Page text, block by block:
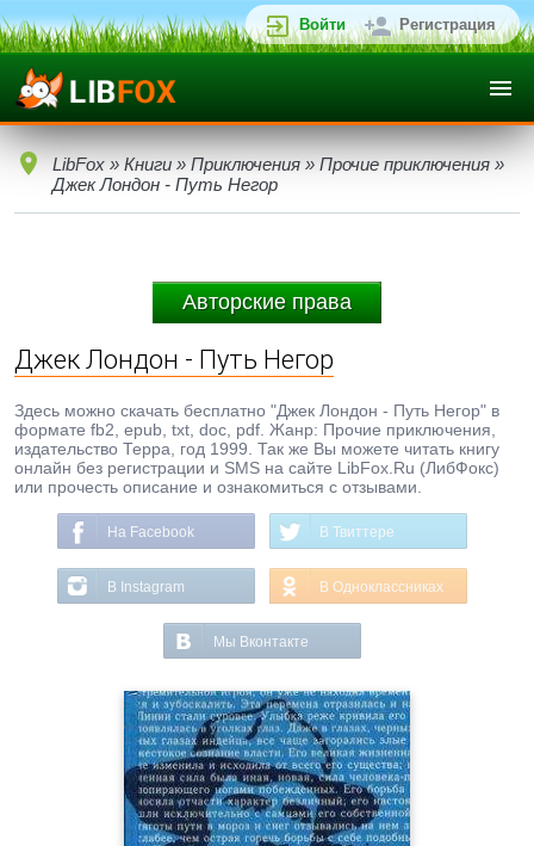
Войти Регистрация
LibFox » Книги » Приключения » Прочие приключения »
Джек Лондон - Путь Негор
Авторские права
Джек Лондон - Путь Негор
Здесь можно скачать бесплатно "Джек Лондон - Путь Негор" в
формате fb2, epub, txt, doc, pdf. Жанр: Прочие приключения,
издательство Терра, год 1999. Так же Вы можете читать книгу
онлайн без регистрации и SMS на сайте LibFox.Ru (ЛибФокс)
или прочесть описание и ознакомиться с отзывами.
На Facebook В Твиттере
В Instagram В Одноклассниках
Мы Вконтакте